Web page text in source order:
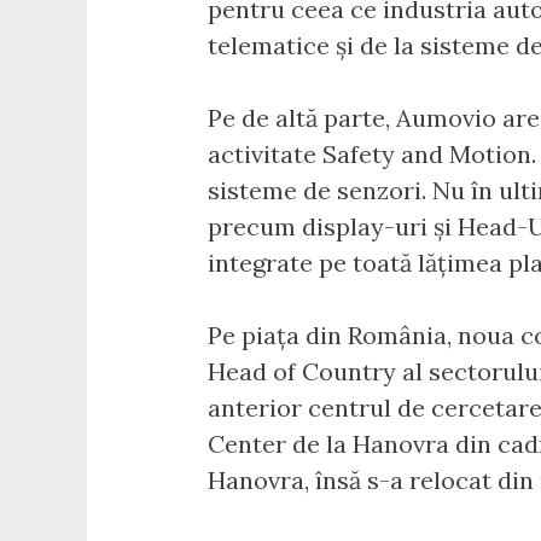
pentru ceea ce industria
telematice și de la sisteme
Pe de altă parte, Aumovio
activitate Safety and
sisteme de senzori. Nu în
precum display-uri și Head-
integrate pe toată lățimea
Pe piața din România, noua
Head of Country al
anterior centrul de
Center de la Hanovra din
Hanovra, însă s-a relocat